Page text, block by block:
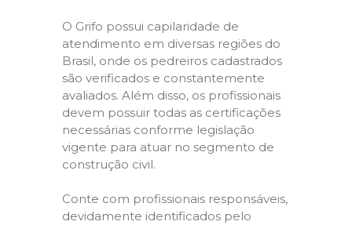
O Grifo possui capilaridade de
atendimento em diversas regiões do
Brasil, onde os pedreiros cadastrados
são verificados e constantemente
avaliados. Além disso, os profissionais
devem possuir todas as certificações
necessárias conforme legislação
vigente para atuar no segmento de
construção civil.
Conte com profissionais responsáveis,
devidamente identificados pelo